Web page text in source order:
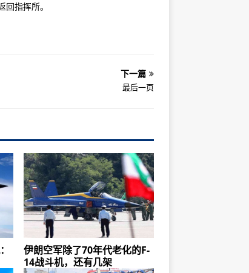
指挥所。
下一篇
最后一页
伊朗空军除了70年代老化的F-
14战斗机，还有几架